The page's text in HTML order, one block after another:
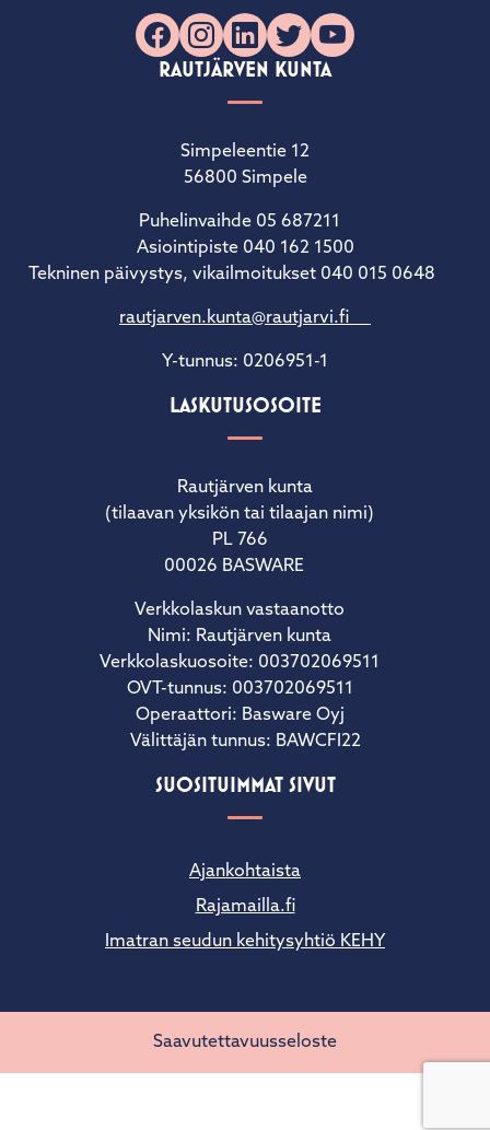
Facebook
Instagram
LinkedIn
X YouTube
RAUTJÄRVEN KUNTA
Simpeleentie 12
56800 Simpele
Puhelinvaihde 05 687211
Asiointipiste 040 162 1500
Tekninen päivystys, vikailmoitukset 040 015 0648
rautjarven.kunta@rautjarvi.fi
Y-tunnus: 0206951-1
LASKUTUSOSOITE
Rautjärven kunta
(tilaavan yksikön tai tilaajan nimi)
PL 766
00026 BASWARE
Verkkolaskun vastaanotto
Nimi: Rautjärven kunta
Verkkolaskuosoite: 003702069511
OVT-tunnus: 003702069511
Operaattori: Basware Oyj
Välittäjän tunnus: BAWCFI22
SUOSITUIMMAT SIVUT
Ajankohtaista
Rajamailla.fi
Imatran seudun kehitysyhtiö KEHY
Saavutettavuusseloste